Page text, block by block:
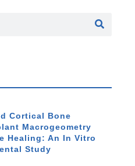
Cortical Bone
Macrogeometry
Healing: An In Vitro
Study